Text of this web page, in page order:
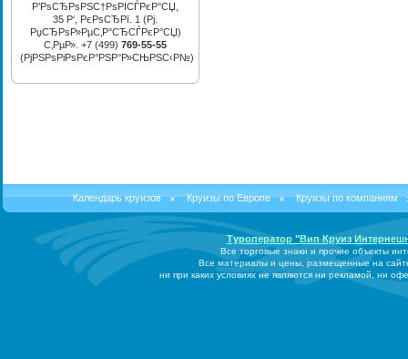
Р’РѕСЂРѕРЅС†РѕРІСЃРєР°СЏ,
35 Р‘, РєРѕСЂРї. 1 (Рј.
РџСЂРѕР»РµС‚Р°СЂСЃРєР°СЏ)
С‚РµР». +7 (499) 769-55-55
(РјРЅРѕРіРѕРєР°РЅР°Р»СЊРЅС‹Р№)
Календарь круизов Круизы по Европе Круизы по компаниям
Туроператор "Вип Круиз
Все торговые знаки и прочие объекты
Все материалы и цены, размещенные на
ни при каких условиях не являются ни рекламой, ни